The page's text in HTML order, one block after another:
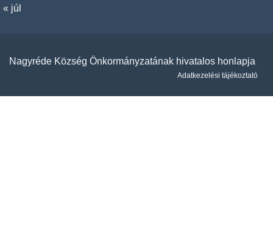
« júl
Nagyréde Község Önkormányzatának hivatalos honlapja
Adatkezelési tájékoztató